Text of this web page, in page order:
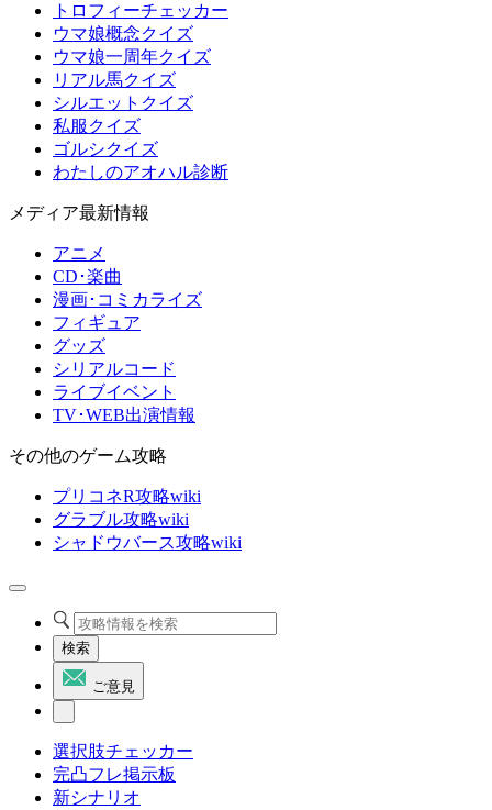
トロフィーチェッカー
ウマ娘概念クイズ
ウマ娘一周年クイズ
リアル馬クイズ
シルエットクイズ
私服クイズ
ゴルシクイズ
わたしのアオハル診断
メディア最新情報
アニメ
CD･楽曲
漫画･コミカライズ
フィギュア
グッズ
シリアルコード
ライブイベント
TV･WEB出演情報
その他のゲーム攻略
プリコネR攻略wiki
グラブル攻略wiki
シャドウバース攻略wiki
検索
ご意見
選択肢チェッカー
完凸フレ掲示板
新シナリオ